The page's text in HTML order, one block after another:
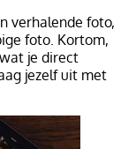
verhalende foto,
foto. Kortom,
je direct
jezelf uit met